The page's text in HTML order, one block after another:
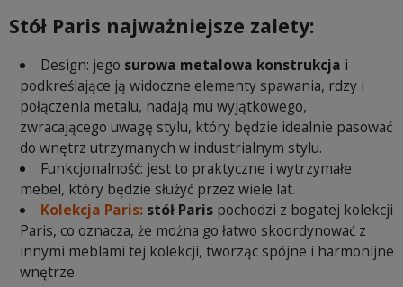
Stół Paris najważniejsze zalety:
Design: jego surowa metalowa konstrukcja i
podkreślające ją widoczne elementy spawania, rdzy i
połączenia metalu, nadają mu wyjątkowego,
zwracającego uwagę stylu, który będzie idealnie pasować
do wnętrz utrzymanych w industrialnym stylu.
Funkcjonalność: jest to praktyczne i wytrzymałe
mebel, który będzie służyć przez wiele lat.
Kolekcja Paris: stół Parispochodzi z bogatej kolekcji
Paris, co oznacza, że ​​można go łatwo skoordynować z
innymi meblami tej kolekcji, tworząc spójne i harmonijne
wnętrze.